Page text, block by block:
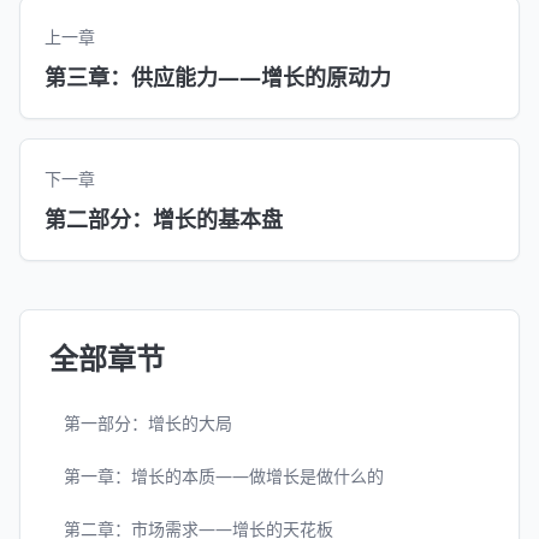
上一章
第三章：供应能力——增长的原动力
下一章
第二部分：增长的基本盘
全部章节
第一部分：增长的大局
第一章：增长的本质——做增长是做什么的
第二章：市场需求——增长的天花板